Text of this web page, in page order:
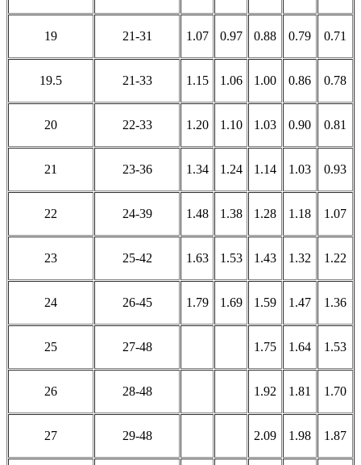
19 21-31 1.07 0.97 0.88 0.79 0.71
19.5 21-33 1.15 1.06 1.00 0.86 0.78
20 22-33 1.20 1.10 1.03 0.90 0.81
21 23-36 1.34 1.24 1.14 1.03 0.93
22 24-39 1.48 1.38 1.28 1.18 1.07
23 25-42 1.63 1.53 1.43 1.32 1.22
24 26-45 1.79 1.69 1.59 1.47 1.36
25 27-48 1.75 1.64 1.53
26 28-48 1.92 1.81 1.70
27 29-48 2.09 1.98 1.87